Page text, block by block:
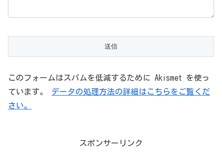
このフォームはスパムを低減するために Akismet を使っ
ています。 データの処理方法の詳細はこちらをご覧くだ
さい。
スポンサーリンク